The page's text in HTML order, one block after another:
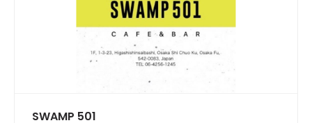
SWAMP 501